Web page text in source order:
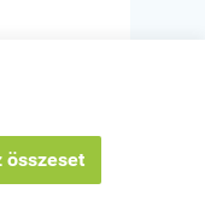
összeset